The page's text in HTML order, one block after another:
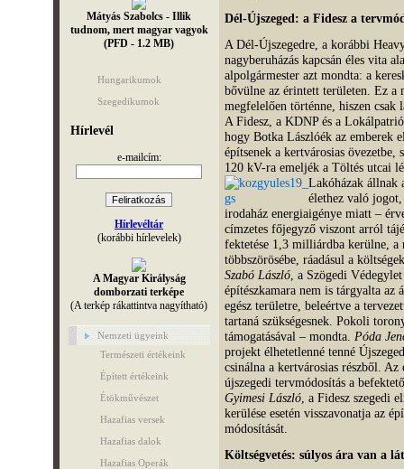
Mátyás Szabolcs - Illik
tudnom, mert magyar vagyok
(PFD - 1.2 MB)
Hungarikumok
Szegedikumok
Hírlevél
e-mailcím:
Hírlevéltár
(korábbi hírlevelek)
A Magyar Királyság
domborzati terképe
(A terkép rákattintva nagyítható)
Nemzeti ügyeink
Természeti értékeink
Épített értékeink
Étökművészet
Hazafias versek
Hazafias dalok
Hazafias Operák
Dél-Újszeged: a Fidesz a
A Dél-Újszegedre, a korábbi
nagyberuházás kapcsán éles vita
alpolgármester azt mondta: a
bővülne az érintett területen. Ez a
megfelelően történne, hiszen csak
A Fidesz, a KDNP és a
hogy Botka Lászlóék az emberek
építsenek a kertvárosias övezetbe,
120 kV-ra emeljék a Töltés utcai
Lakóházak állnak
élethez való
irodaház energiaigénye miatt –
címzetes főjegyző viszont arról
fektetése 1,3 milliárdba kerülne, a
többszörösébe, ráadásul a
Szabó László, a Szögedi
építészkamara nem is tárgyalta az
egész területre, beleértve a
tartaná szükségesnek. Pokoli
támogatásával – mondta. Póda
projekt élhetetlenné tenné
csinálna a kertvárosias részből.
újszegedi tervmódosítás a
Gyimesi László, a Fidesz szegedi
kerülése esetén visszavonatja az
módosítását.
Költségvetés: súlyos ára van a